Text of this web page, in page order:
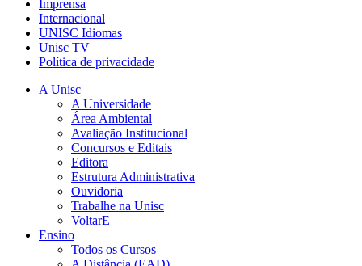
Imprensa
Internacional
UNISC Idiomas
Unisc TV
Política de privacidade
A Unisc
A Universidade
Área Ambiental
Avaliação Institucional
Concursos e Editais
Editora
Estrutura Administrativa
Ouvidoria
Trabalhe na Unisc
VoltarE
Ensino
Todos os Cursos